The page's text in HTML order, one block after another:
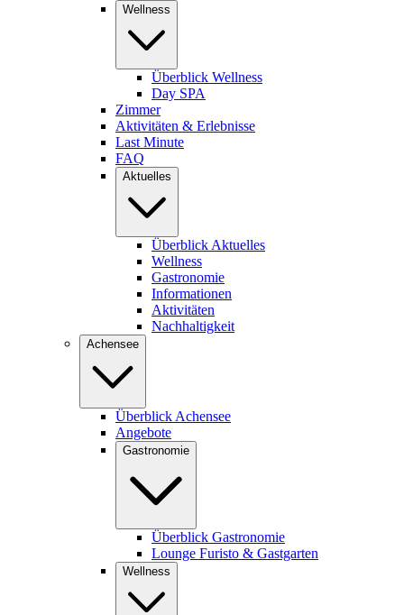
Wellness
Überblick Wellness
Day SPA
Zimmer
Aktivitäten & Erlebnisse
Last Minute
FAQ
Aktuelles
Überblick Aktuelles
Wellness
Gastronomie
Informationen
Aktivitäten
Nachhaltigkeit
Achensee
Überblick Achensee
Angebote
Gastronomie
Überblick Gastronomie
Lounge Furisto & Gastgarten
Wellness